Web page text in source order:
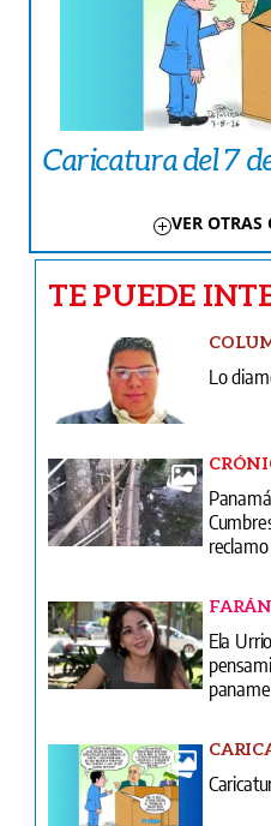
Caricatura del 7
VER OTRAS
TE PUEDE
Lo
Ela